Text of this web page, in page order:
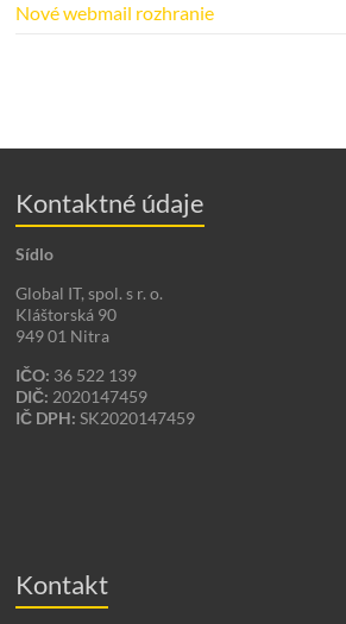
Nové webmail rozhranie
Kontaktné údaje
Sídlo
Global IT, spol. s r. o.
Kláštorská 90
949 01 Nitra
IČO: 36 522 139
DIČ: 2020147459
IČ DPH: SK2020147459
Kontakt